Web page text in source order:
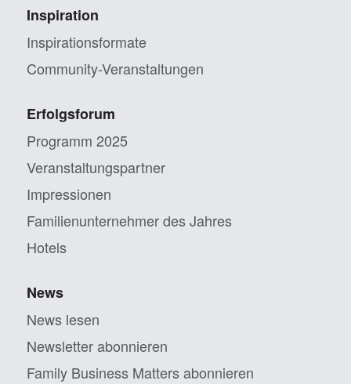
Inspiration
Inspirationsformate
Community-Veranstaltungen
Erfolgsforum
Programm 2025
Veranstaltungs­partner
Impressionen
Familien­unternehmer des Jahres
Hotels
News
News lesen
Newsletter abonnieren
Family Business Matters abonnieren